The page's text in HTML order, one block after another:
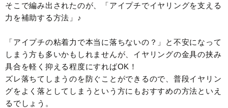
そこで編み出されたのが、「アイプチでイヤリングを支える
力を補助する方法」♪
「アイプチの粘着力で本当に落ちないの？」と不安になって
しまう方も多いかもしれませんが、イヤリングの金具の挟み
具合を軽く抑える程度にすればOK！
ズレ落ちてしまうのを防ぐことができるので、普段イヤリン
グをよく落としてしまうという方にもおすすめの方法といえ
るでしょう。